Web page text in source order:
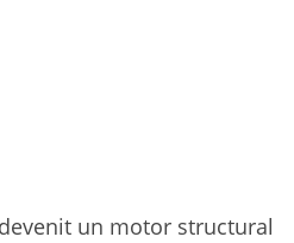
un motor structural